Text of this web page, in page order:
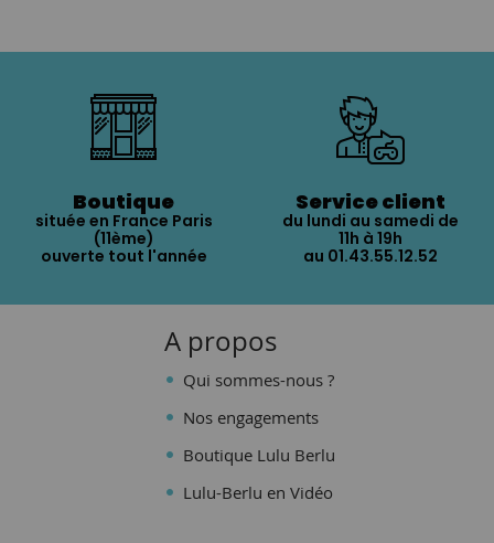
Boutique
située en France Paris
(11ème)
ouverte tout l'année
Service client
du lundi au samedi de
11h à 19h
au 01.43.55.12.52
A propos
Qui sommes-nous ?
Nos engagements
Boutique Lulu Berlu
Lulu-Berlu en Vidéo